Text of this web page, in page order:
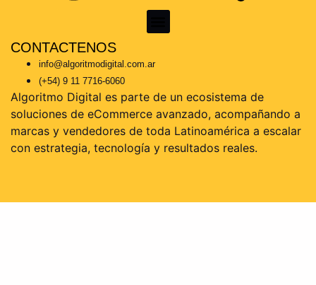
CONTACTENOS
info@algoritmodigital.com.ar
(+54) 9 11 7716-6060
Algoritmo Digital es parte de un ecosistema de
soluciones de eCommerce avanzado, acompañando a
marcas y vendedores de toda Latinoamérica a escalar
con estrategia, tecnología y resultados reales.